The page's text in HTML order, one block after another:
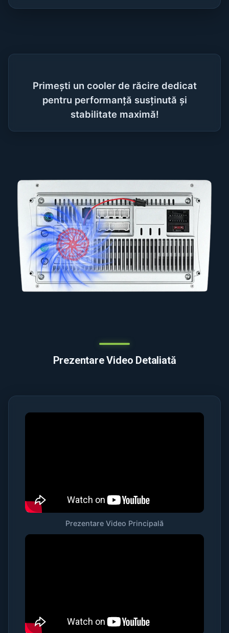
Primești un cooler de răcire dedicat
pentru performanță susținută și
stabilitate maximă!
Prezentare Video Detaliată
Prezentare Video Principală